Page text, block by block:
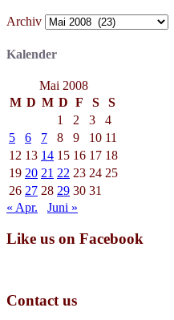
Archiv
Kalender
Mai 2008
M D M D F S
S
1
2 3
4
5
6 7 8 9 10 11
12 13 14 15 16 17 18
19 20 21 22 23 24 25
26 27 28 29 30 31
« Apr.
Juni »
Like us on Facebook
Contact us